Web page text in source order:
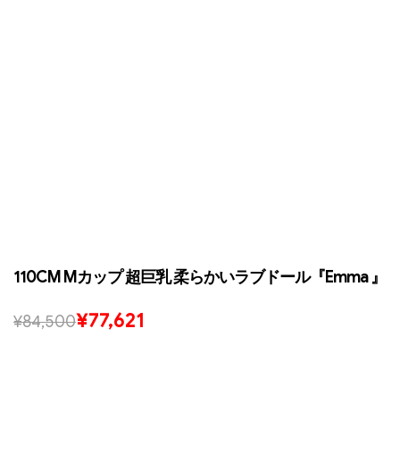
110CM Mカップ 超巨乳 柔らかいラブドール『Emma 』
¥84,500¥77,621